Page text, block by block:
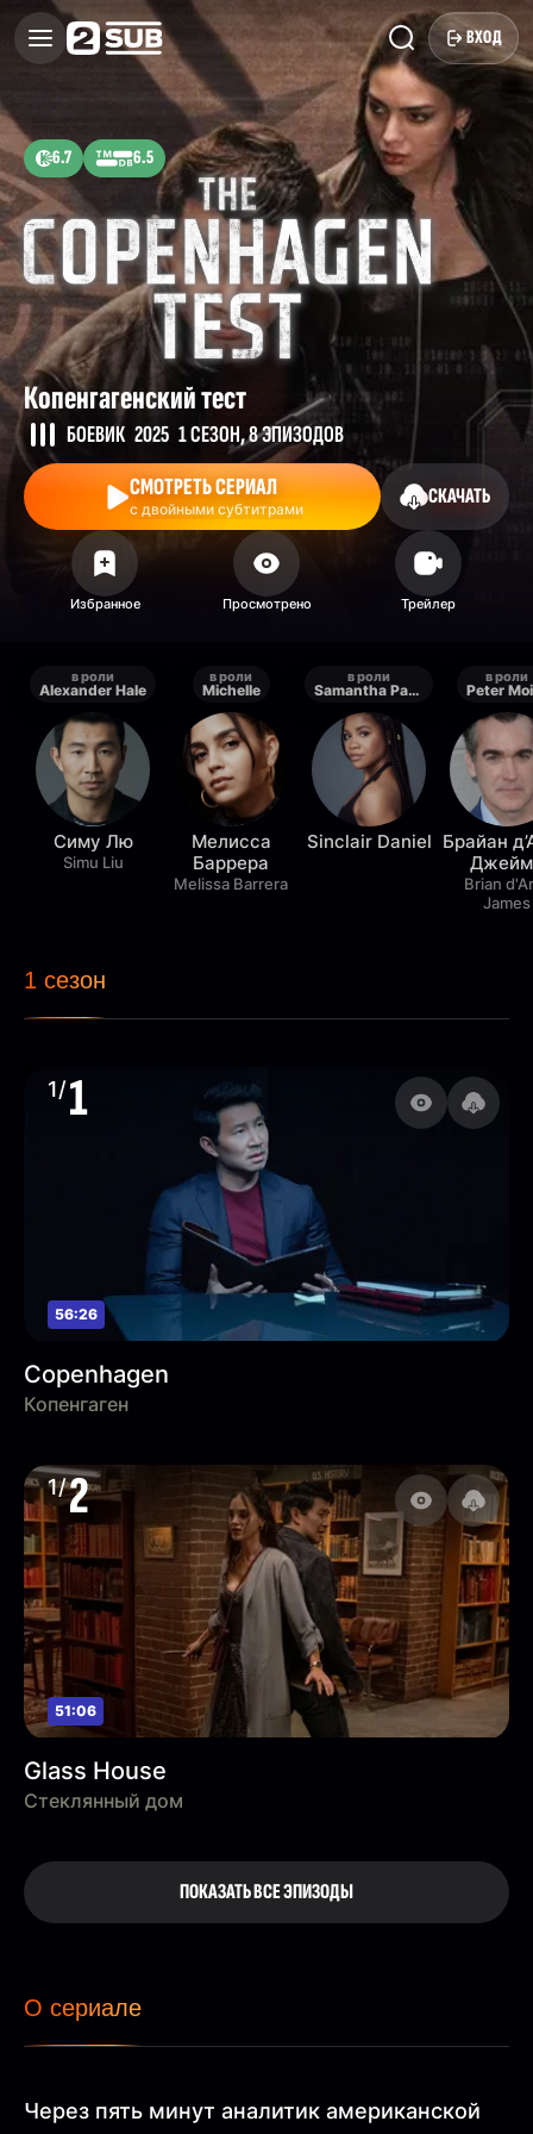
ВХОД
6.7 6.5
Копенгагенский тест
БОЕВИК 2025 1 СЕЗОН, 8 ЭПИЗОДОВ
СМОТРЕТЬ СЕРИАЛ
с двойными субтитрами
СКАЧАТЬ
в роли
Alexander Hale
Симу Лю
Simu Liu
в роли
Michelle
Мелисса
Баррера
Melissa Barrera
в роли
Samantha Parker
Sinclair Daniel
в роли
Peter
Брайан
Brian
James
1 сезон
1/1
56:26
Copenhagen
Копенгаген
1/2
51:06
Glass House
Стеклянный дом
ПОКАЗАТЬ ВСЕ ЭПИЗОДЫ
О сериале
Через пять минут аналитик американской